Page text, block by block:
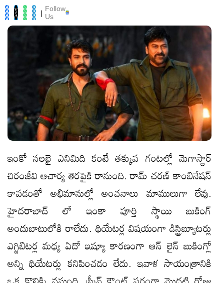
| Follow
Us
ఇంకో నలభై ఎనిమిది కంటే తక్కువ గంటల్లో మెగాస్టార్
చిరంజీవి ఆచార్య తెరపైకి రానుంది. రామ్ చరణ్ కాంబినేషన్
కావడంతో అభిమానుల్లో అంచనాలు మాములుగా లేవు.
హైదరాబాద్ లో ఇంకా పూర్తి స్థాయి బుకింగ్
అందుబాటులోకి రాలేదు. థియేటర్ల విషయంగా డిస్ట్రిబ్యూటర్లు
ఎగ్జిబిటర్ల మధ్య ఏదో ఇష్యూ కారణంగా ఆన్ లైన్ బుకింగ్లో
అన్ని థియేటర్లు కనిపించడం లేదు. ఇవాళ సాయంత్రానికి